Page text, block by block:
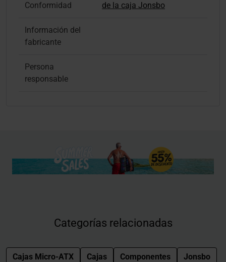
Conformidad
de la caja Jonsbo
Información del
fabricante
Persona
responsable
Categorías relacionadas
Cajas Micro-ATX Cajas Componentes Jonsbo